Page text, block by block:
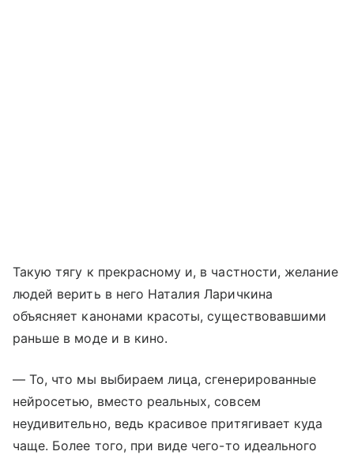
Такую тягу к прекрасному и, в частности, желание
людей верить в него Наталия Ларичкина
объясняет канонами красоты, существовавшими
раньше в моде и в кино.
— То, что мы выбираем лица, сгенерированные
нейросетью, вместо реальных, совсем
неудивительно, ведь красивое притягивает куда
чаще. Более того, при виде чего-то идеального